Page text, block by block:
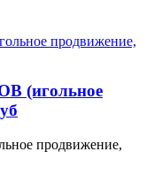
(игольное
продвижение,